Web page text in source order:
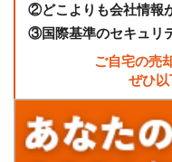
②どこよりも会社情報
③国際基準のセキュリ
ご自宅の売
ぜひ